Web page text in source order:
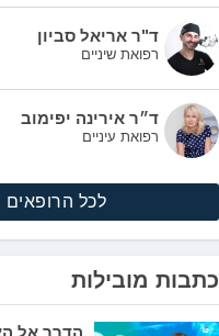
ד"ר אריאל סביון
רפואת שיניים
ד״ר אירינה יפימוב
רפואת עיניים
לכל הרופאים
כתבות מובילות
הדרך אל